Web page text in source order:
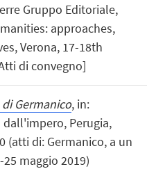
Gruppo Editoriale,
approaches,
Verona, 17-18th
di convegno]
Germanico, in:
dall'impero, Perugia,
(atti di: Germanico, a un
maggio 2019)